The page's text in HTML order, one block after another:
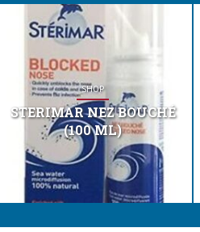
SHOP
STERIMAR NEZ BOUCHÉ
(100 ML)